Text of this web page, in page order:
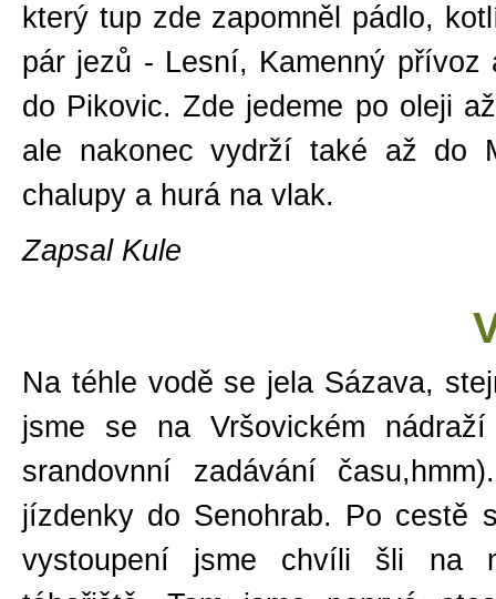
který tup zde zapomněl pádlo,
pár jezů - Lesní, Kamenný
do Pikovic. Zde jedeme po oleji
ale nakonec vydrží také až do
chalupy a hurá na vlak.
Zapsal Kule
Na téhle vodě se jela Sázava,
jsme se na Vršovickém
srandovnní zadávání
jízdenky do Senohrab. Po cestě
vystoupení jsme chvíli šli na